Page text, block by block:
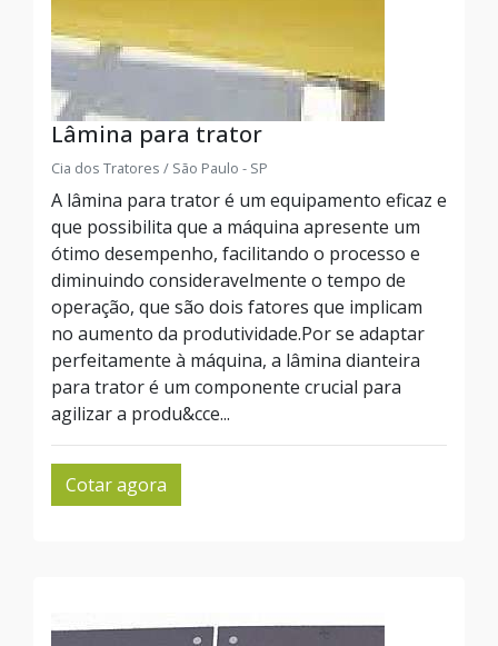
Lâmina para trator
Cia dos Tratores / São Paulo - SP
A lâmina para trator é um equipamento eficaz e
que possibilita que a máquina apresente um
ótimo desempenho, facilitando o processo e
diminuindo consideravelmente o tempo de
operação, que são dois fatores que implicam
no aumento da produtividade.Por se adaptar
perfeitamente à máquina, a lâmina dianteira
para trator é um componente crucial para
agilizar a produ&cce...
Cotar agora